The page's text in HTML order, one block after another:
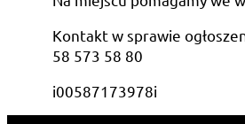
Kontakt w sprawie
58 573 58 80
i00587173978i